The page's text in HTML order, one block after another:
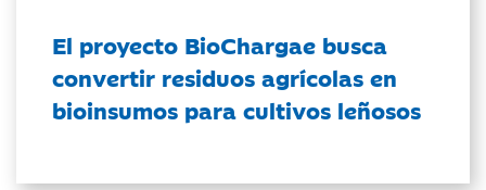
El proyecto BioChargae busca
convertir residuos agrícolas en
bioinsumos para cultivos leñosos